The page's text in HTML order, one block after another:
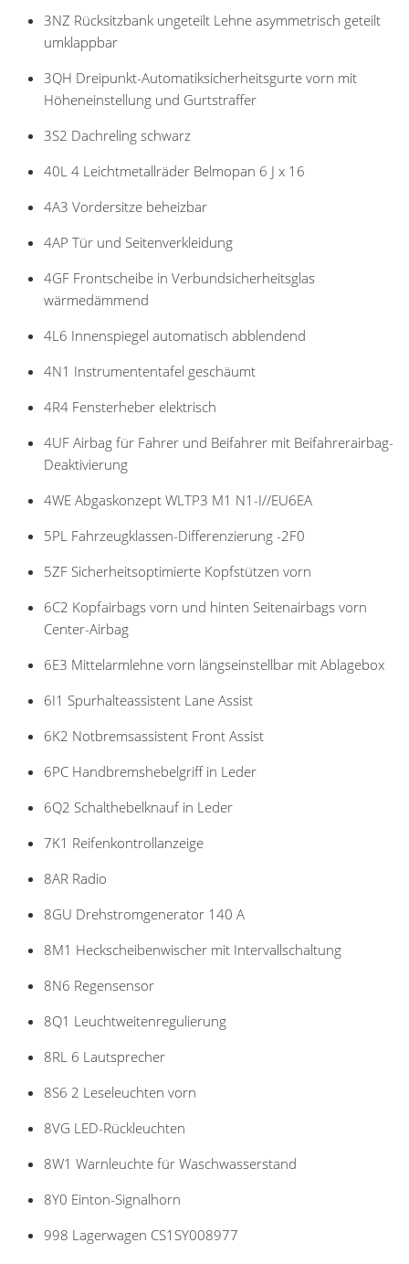
3NZ Rücksitzbank ungeteilt Lehne asymmetrisch geteilt
umklappbar
3QH Dreipunkt-Automatiksicherheitsgurte vorn mit
Höheneinstellung und Gurtstraffer
3S2 Dachreling schwarz
40L 4 Leichtmetallräder Belmopan 6 J x 16
4A3 Vordersitze beheizbar
4AP Tür und Seitenverkleidung
4GF Frontscheibe in Verbundsicherheitsglas
wärmedämmend
4L6 Innenspiegel automatisch abblendend
4N1 Instrumententafel geschäumt
4R4 Fensterheber elektrisch
4UF Airbag für Fahrer und Beifahrer mit Beifahrerairbag-
Deaktivierung
4WE Abgaskonzept WLTP3 M1 N1-I//EU6EA
5PL Fahrzeugklassen-Differenzierung -2F0
5ZF Sicherheitsoptimierte Kopfstützen vorn
6C2 Kopfairbags vorn und hinten Seitenairbags vorn
Center-Airbag
6E3 Mittelarmlehne vorn längseinstellbar mit Ablagebox
6I1 Spurhalteassistent Lane Assist
6K2 Notbremsassistent Front Assist
6PC Handbremshebelgriff in Leder
6Q2 Schalthebelknauf in Leder
7K1 Reifenkontrollanzeige
8AR Radio
8GU Drehstromgenerator 140 A
8M1 Heckscheibenwischer mit Intervallschaltung
8N6 Regensensor
8Q1 Leuchtweitenregulierung
8RL 6 Lautsprecher
8S6 2 Leseleuchten vorn
8VG LED-Rückleuchten
8W1 Warnleuchte für Waschwasserstand
8Y0 Einton-Signalhorn
998 Lagerwagen CS1SY008977